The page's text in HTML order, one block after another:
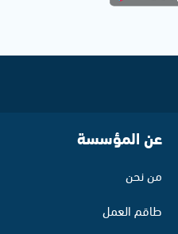
عن المؤسسة
من نحن
طاقم العمل